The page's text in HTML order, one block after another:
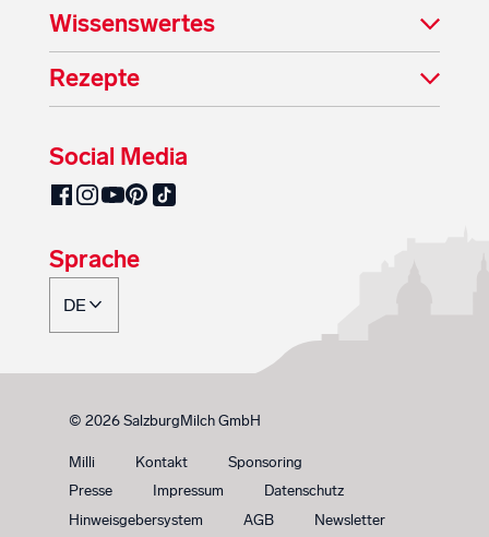
Wissenswertes
Rezepte
Social Media
SalzburgMilch auf Facebook
SalzburgMilch auf Instagram
SalzburgMilch auf YouTube
SalzburgMilch auf Pinterest
SalzburgMilch auf TikTok
Sprache
© 2026 SalzburgMilch GmbH
Milli Kontakt
Sponsoring
Presse
Impressum
Datenschutz
Hinweisgebersystem
AGB Newsletter